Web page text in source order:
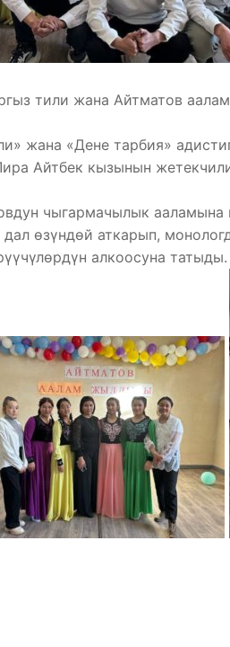
тили жана Айтматов
жана «Дене тарбия»
Айтбек кызынын
чыгармачылык
өзүндөй аткарып,
алкоосуна татыды.